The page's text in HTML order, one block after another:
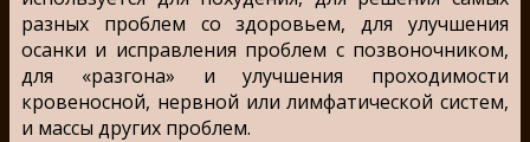
разных проблем со здоровьем, для улучшения
осанки и исправления проблем с позвоночником,
для «разгона» и улучшения проходимости
кровеносной, нервной или лимфатической систем,
и массы других проблем.